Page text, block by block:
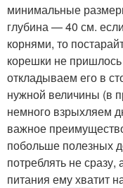
минимальные
глубина — 40 см.
корнями, то
корешки не
откладываем его в
нужной величины (в
немного взрыхляем
важное
побольше полезных
потреблять не сразу,
питания ему хватит